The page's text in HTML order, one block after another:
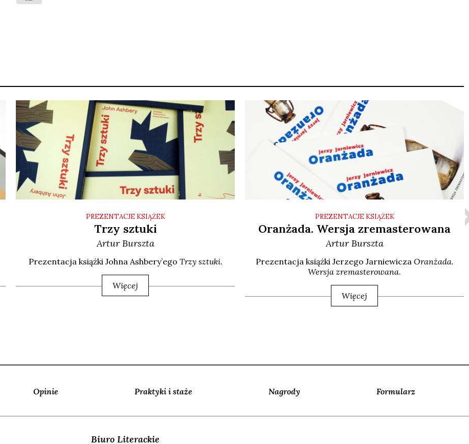
PREZENTACJE KSIĄŻEK
Trzy sztuki
Artur Burszta
Pre­zen­ta­cja książ­ki Joh­na Ash­be­ry­’e­go Trzy sztu­ki.
Więcej
PREZENTACJE KSIĄŻEK
Oranżada. Wersja zremasterowana
Artur Burszta
Pre­zen­ta­cja książ­ki Jerze­go Jar­nie­wi­cza Oran­ża­da.
Wer­sja zre­ma­ste­ro­wa­na.
Więcej
Opinie Praktyki i staże Nagrody Formularz
Biuro Literackie